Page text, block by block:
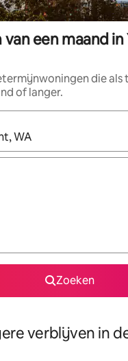
een maand in
die als
of langer.
beschikbaar zijn,
Zoeken
verblijven in